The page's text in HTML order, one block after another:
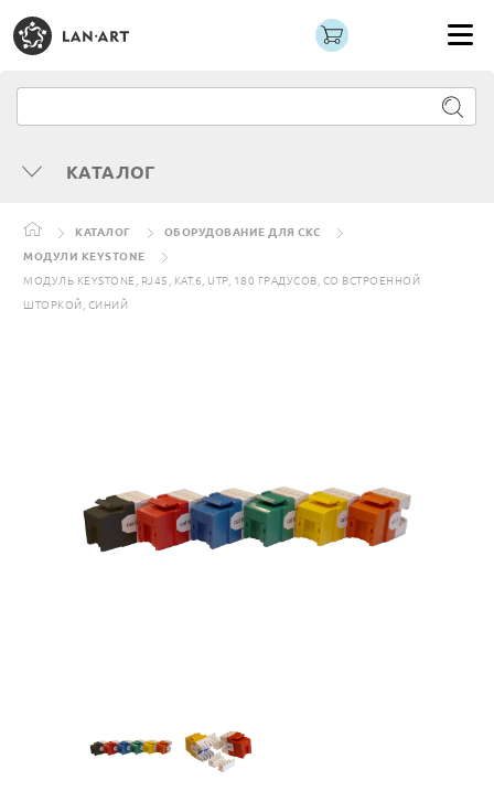
КАТАЛОГ
КАТАЛОГ
ОБОРУДОВАНИЕ ДЛЯ СКС
МОДУЛИ KEYSTONE
МОДУЛЬ KEYSTONE, RJ45, КАТ.6, UTP, 180 ГРАДУСОВ, СО ВСТРОЕННОЙ
ШТОРКОЙ, СИНИЙ